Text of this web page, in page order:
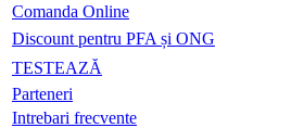
Comanda Online
Discount pentru PFA și ONG
TESTEAZĂ
Parteneri
Intrebari frecvente